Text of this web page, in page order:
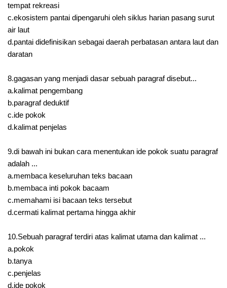
tempat rekreasi
c.ekosistem pantai dipengaruhi oleh siklus harian pasang surut
air laut
d.pantai didefinisikan sebagai daerah perbatasan antara laut dan
daratan
8.gagasan yang menjadi dasar sebuah paragraf disebut...
a.kalimat pengembang
b.paragraf deduktif
c.ide pokok
d.kalimat penjelas
9.di bawah ini bukan cara menentukan ide pokok suatu paragraf
adalah ...
a.membaca keseluruhan teks bacaan
b.membaca inti pokok bacaam
c.memahami isi bacaan teks tersebut
d.cermati kalimat pertama hingga akhir
10.Sebuah paragraf terdiri atas kalimat utama dan kalimat ...
a.pokok
b.tanya
c.penjelas
d.ide pokok